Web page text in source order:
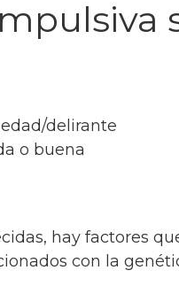
delirante
o buena
hay factores
con la